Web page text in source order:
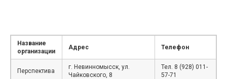
Название
организации
Адрес Телефон
Перспектива
г. Невинномысск, ул.
Чайковского, 8
Тел. 8 (928) 011-
57-71